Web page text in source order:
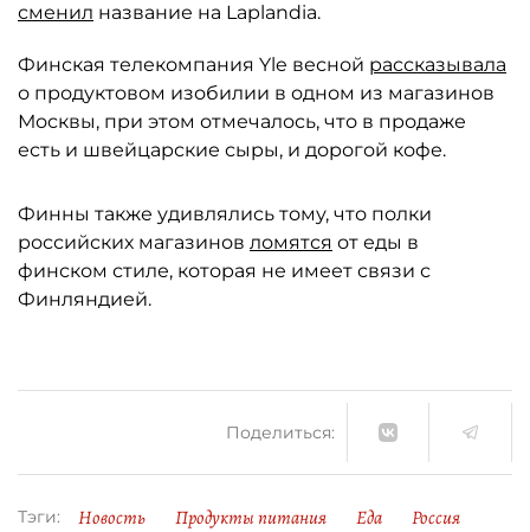
сменил название на Laplandia.
Финская телекомпания Yle весной рассказывала
о продуктовом изобилии в одном из магазинов
Москвы, при этом отмечалось, что в продаже
есть и швейцарские сыры, и дорогой кофе.
Финны также удивлялись тому, что полки
российских магазинов ломятся от еды в
финском стиле, которая не имеет связи с
Финляндией.
Поделиться:
Тэги: Новость Продукты питания Еда
Россия